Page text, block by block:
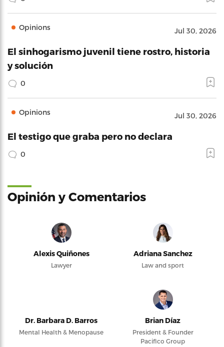
Opinions Jul 30, 2026
El sinhogarismo juvenil tiene rostro, historia
y solución
0
Opinions Jul 30, 2026
El testigo que graba pero no declara
0
Opinión y Comentarios
Alexis Quiñones
Lawyer
Adriana Sanchez
Law and sport
Dr. Barbara D. Barros
Mental Health & Menopause
Brian Díaz
President & Founder
Pacifico Group